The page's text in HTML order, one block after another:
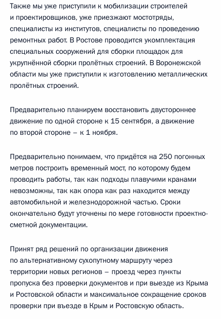
Также мы уже приступили к мобилизации строителей
и проектировщиков, уже приезжают мостотряды,
специалисты из институтов, специалисты по проведению
ремонтных работ. В Ростове проводится укомплектация
специальных сооружений для сборки площадок для
укрупнённой сборки пролётных строений. В Воронежской
области мы уже приступили к изготовлению металлических
пролётных строений.
Предварительно планируем восстановить двустороннее
движение по одной стороне к 15 сентября, а движение
по второй стороне – к 1 ноября.
Предварительно понимаем, что придётся на 250 погонных
метров построить временный мост, по которому будем
проводить работы, так как подходы плавучими кранами
невозможны, так как опора как раз находится между
автомобильной и железнодорожной частью. Сроки
окончательно будут уточнены по мере готовности проектно-
сметной документации.
Принят ряд решений по организации движения
по альтернативному сухопутному маршруту через
территории новых регионов – проезд через пункты
пропуска без проверки документов и при выезде из Крыма
и Ростовской области и максимальное сокращение сроков
проверки при въезде в Крым и Ростовскую область.